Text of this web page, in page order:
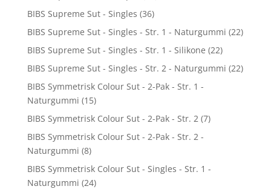
BIBS Supreme Sut - Singles (36)
BIBS Supreme Sut - Singles - Str. 1 - Naturgummi (22)
BIBS Supreme Sut - Singles - Str. 1 - Silikone (22)
BIBS Supreme Sut - Singles - Str. 2 - Naturgummi (22)
BIBS Symmetrisk Colour Sut - 2-Pak - Str. 1 -
Naturgummi (15)
BIBS Symmetrisk Colour Sut - 2-Pak - Str. 2 (7)
BIBS Symmetrisk Colour Sut - 2-Pak - Str. 2 -
Naturgummi (8)
BIBS Symmetrisk Colour Sut - Singles - Str. 1 -
Naturgummi (24)